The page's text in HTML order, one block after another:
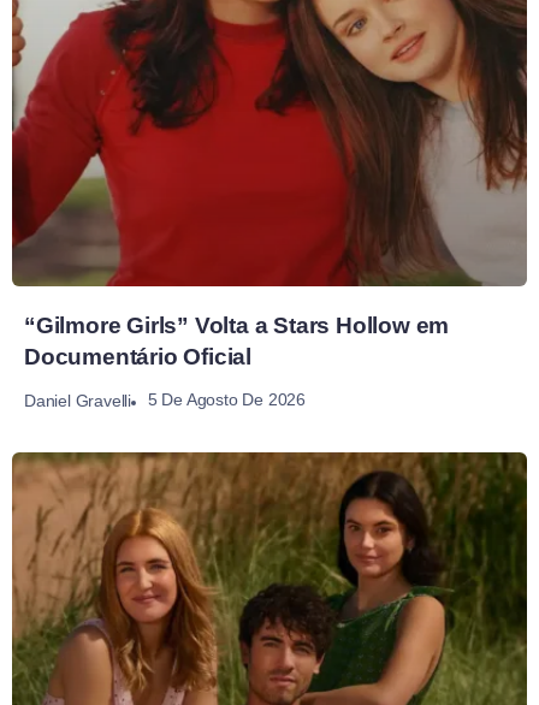
“Gilmore Girls” Volta a Stars Hollow em
Documentário Oficial
Daniel Gravelli 5 De Agosto De 2026